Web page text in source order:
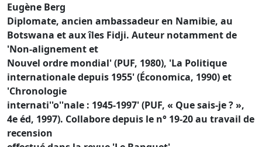
Eugène Berg
Diplomate, ancien ambassadeur en Namibie, au
Botswana et aux îles Fidji. Auteur notamment de
'Non-alignement et
Nouvel ordre mondial' (PUF, 1980), 'La Politique
internationale depuis 1955' (Économica, 1990) et
'Chronologie
internati''o''nale : 1945-1997' (PUF, « Que sais-je ? »,
4e éd, 1997). Collabore depuis le n° 19-20 au travail de
recension